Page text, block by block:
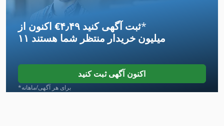
Tb 13 5
Tb 13 5 E
Tb 175
Tb 53 Fr
اکنون از ‎€۴٫۴۹ ثبت آگهی کنید*
۱۱ میلیون خریدار منتظر شما هستند
اکنون آگهی ثبت کنید
*برای هر آگهی/ماهانه